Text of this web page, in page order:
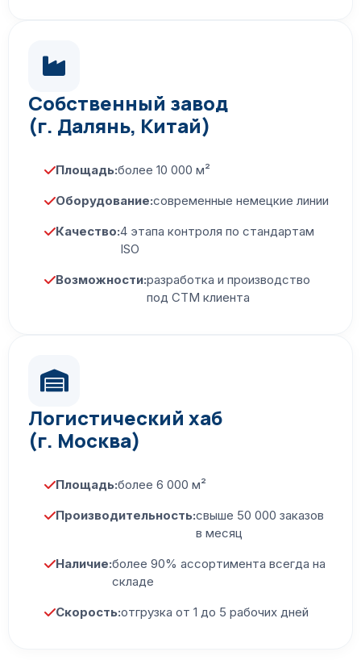
Собственный завод
(г. Далянь, Китай)
Площадь:более 10 000 м²
Оборудование:современные немецкие линии
Качество:4 этапа контроля по стандартам
ISO
Возможности:разработка и производство
под СТМ клиента
Логистический хаб
(г. Москва)
Площадь:более 6 000 м²
Производительность:свыше 50 000 заказов
в месяц
Наличие:более 90% ассортимента всегда на
складе
Скорость:отгрузка от 1 до 5 рабочих дней